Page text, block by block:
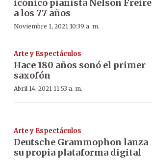
icónico pianista Nelson Freire
a los 77 años
Noviembre 1, 2021 10:39 a. m.
Arte y Espectáculos
Hace 180 años sonó el primer
saxofón
Abril 14, 2021 11:53 a. m.
Arte y Espectáculos
Deutsche Grammophon lanza
su propia plataforma digital